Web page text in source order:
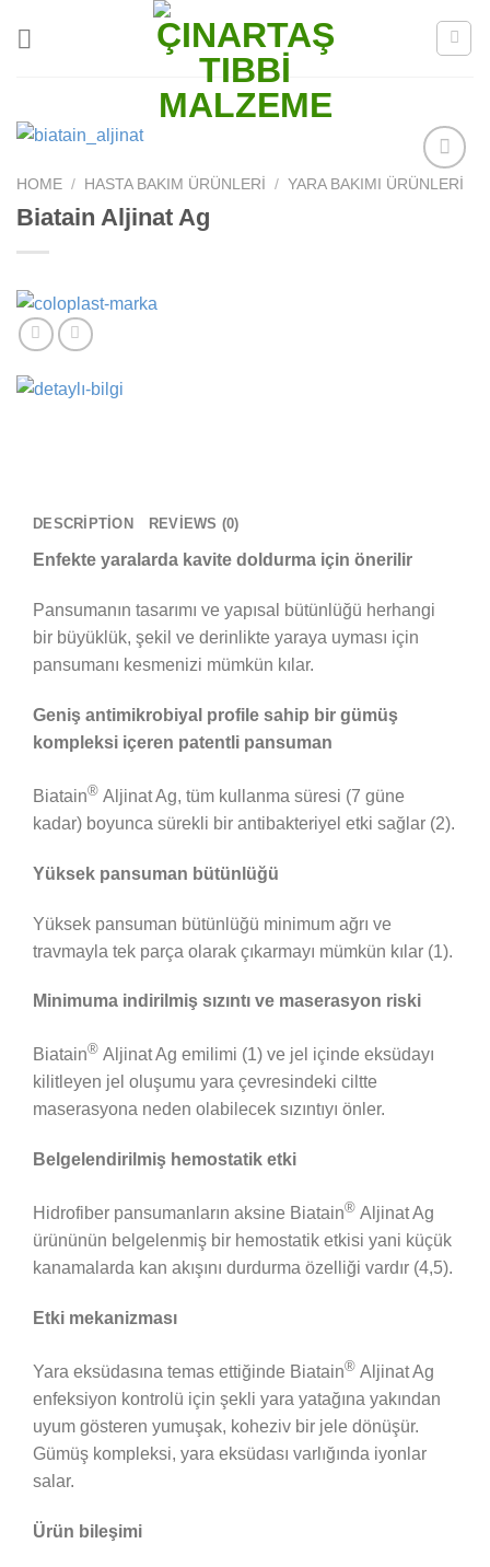
Add to
HOME / HASTA BAKIM ÜRÜNLERI / YARA BAKIMI ÜRÜNLERI
Biatain Aljinat Ag
DESCRIPTION REVIEWS (0)
Enfekte yaralarda kavite doldurma için önerilir
Pansumanın tasarımı ve yapısal bütünlüğü herhangi
bir büyüklük, şekil ve derinlikte yaraya uyması için
pansumanı kesmenizi mümkün kılar.
Geniş antimikrobiyal profile sahip bir gümüş
kompleksi içeren patentli pansuman
Biatain® Aljinat Ag, tüm kullanma süresi (7 güne
kadar) boyunca sürekli bir antibakteriyel etki sağlar (2).
Yüksek pansuman bütünlüğü
Yüksek pansuman bütünlüğü minimum ağrı ve
travmayla tek parça olarak çıkarmayı mümkün kılar (1).
Minimuma indirilmiş sızıntı ve maserasyon riski
Biatain® Aljinat Ag emilimi (1) ve jel içinde eksüdayı
kilitleyen jel oluşumu yara çevresindeki ciltte
maserasyona neden olabilecek sızıntıyı önler.
Belgelendirilmiş hemostatik etki
Hidrofiber pansumanların aksine Biatain® Aljinat Ag
ürününün belgelenmiş bir hemostatik etkisi yani küçük
kanamalarda kan akışını durdurma özelliği vardır (4,5).
Etki mekanizması
Yara eksüdasına temas ettiğinde Biatain® Aljinat Ag
enfeksiyon kontrolü için şekli yara yatağına yakından
uyum gösteren yumuşak, koheziv bir jele dönüşür.
Gümüş kompleksi, yara eksüdası varlığında iyonlar
salar.
Ürün bileşimi